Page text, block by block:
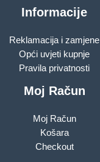
Informacije
Reklamacija i zamjene
Opći uvjeti kupnje
Pravila privatnosti
Moj Račun
Moj Račun
Košara
Checkout